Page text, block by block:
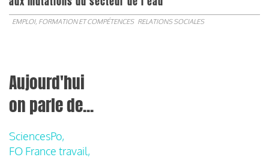
EMPLOI, FORMATION ET COMPÉTENCES RELATIONS SOCIALES
Aujourd'hui
on parle de...
SciencesPo,
FO France travail,